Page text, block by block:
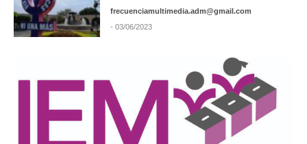
frecuenciamultimedia.adm@gmail.com
- 03/06/2023